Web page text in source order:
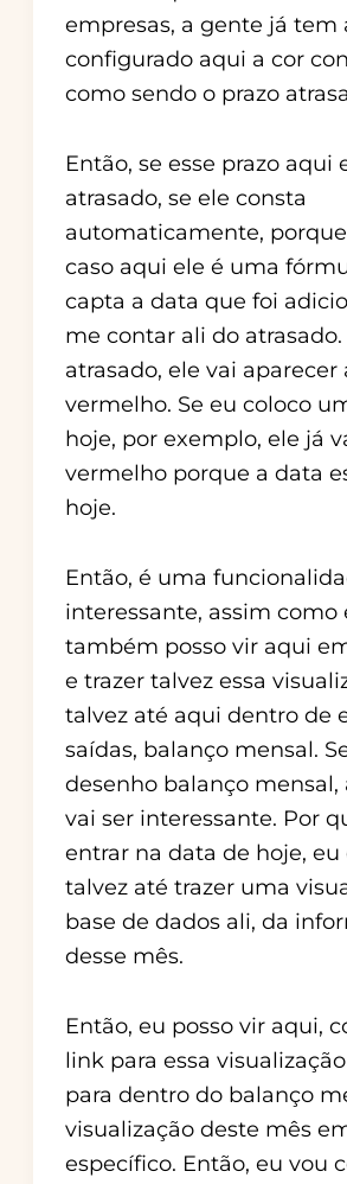
empresas, a gente já tem
configurado aqui a cor
como sendo o prazo
Então, se esse prazo aqui
atrasado, se ele consta
automaticamente,
caso aqui ele é uma
capta a data que foi
me contar ali do atrasado.
atrasado, ele vai aparecer
vermelho. Se eu coloco
hoje, por exemplo, ele já
vermelho porque a data
hoje.
Então, é uma
interessante, assim como
também posso vir aqui
e trazer talvez essa
talvez até aqui dentro de
saídas, balanço mensal.
desenho balanço mensal,
vai ser interessante. Por
entrar na data de hoje, eu
talvez até trazer uma
base de dados ali, da
desse mês.
Então, eu posso vir aqui,
link para essa
para dentro do balanço
visualização deste mês
específico. Então, eu vou